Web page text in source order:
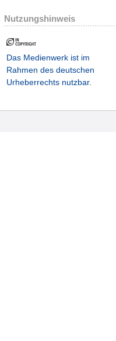
Nutzungshinweis
Das Medienwerk ist im
Rahmen des deutschen
Urheberrechts nutzbar.